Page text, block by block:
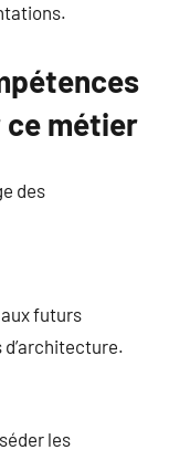
ce métier
des
futurs
les